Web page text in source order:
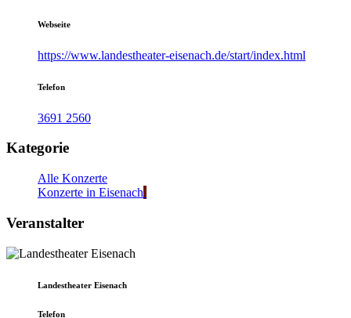
Webseite
https://www.landestheater-eisenach.de/start/index.html
Telefon
3691 2560
Kategorie
Alle Konzerte
Konzerte in Eisenach
Veranstalter
Landestheater Eisenach
Telefon